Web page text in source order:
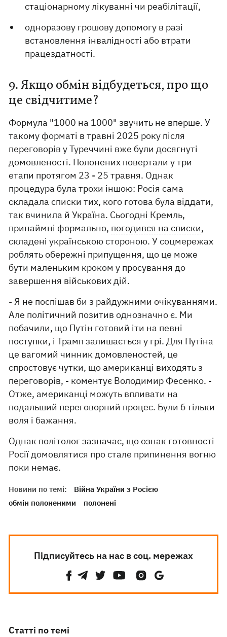
стаціонарному лікуванні чи реабілітації,
одноразову грошову допомогу в разі
встановлення інвалідності або втрати
працездатності.
9. Якщо обмін відбудеться, про що
це свідчитиме?
Формула "1000 на 1000" звучить не вперше. У
такому форматі в травні 2025 року після
переговорів у Туреччині вже були досягнуті
домовленості. Полонених повертали у три
етапи протягом 23 - 25 травня. Однак
процедура була трохи іншою: Росія сама
складала списки тих, кого готова була віддати,
так вчинила й Україна. Сьогодні Кремль,
принаймні формально, погодився на списки,
складені українською стороною. У соцмережах
роблять обережні припущення, що це може
бути маленьким кроком у просування до
завершення військових дій.
- Я не поспішав би з райдужними очікуваннями.
Але політичний позитив однозначно є. Ми
побачили, що Путін готовий іти на певні
поступки, і Трамп залишається у грі. Для Путіна
це вагомий чинник домовленостей, це
спростовує чутки, що американці виходять з
переговорів, - коментує Володимир Фесенко. -
Отже, американці можуть впливати на
подальший переговорний процес. Були б тільки
воля і бажання.
Однак політолог зазначає, що ознак готовності
Росії домовлятися про стале припинення вогню
поки немає.
Новини по темі:
Війна України з Росією
обмін полоненими
полонені
Підписуйтесь на нас в соц. мережах
Статті по темі